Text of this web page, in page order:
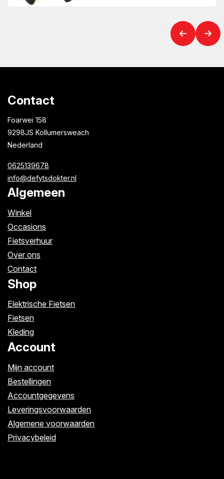
Contact
Foarwei 158
9298JS Kollumersweach
Nederland
0625139678
info@defytsdokter.nl
Algemeen
Winkel
Occasions
Fietsverhuur
Over ons
Contact
Shop
Elektrische Fietsen
Fietsen
Kleding
Account
Mijn account
Bestellingen
Accountgegevens
Leveringsvoorwaarden
Algemene voorwaarden
Privacybeleid